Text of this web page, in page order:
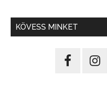
KÖVESS MINKET